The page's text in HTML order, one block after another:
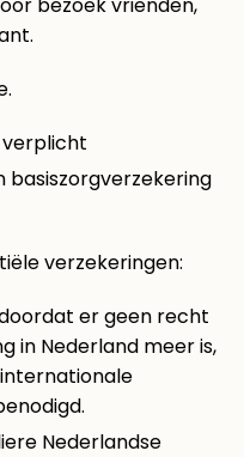
verplicht
basiszorgverzekering
verzekeringen:
er geen recht
in Nederland meer is,
Nederlandse